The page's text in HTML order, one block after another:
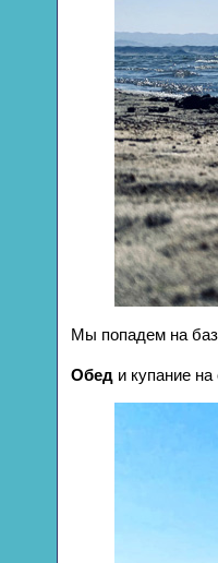
Мы попадем на
Обед и купание на